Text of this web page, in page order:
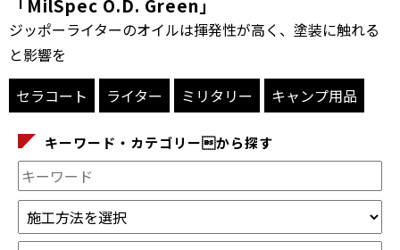
ジッポーライターのオイルは揮発性が高く、塗装に触れる
と影響を
セラコート
ライター ミリタリー キャンプ用品
キーワード・カテゴリーから探す